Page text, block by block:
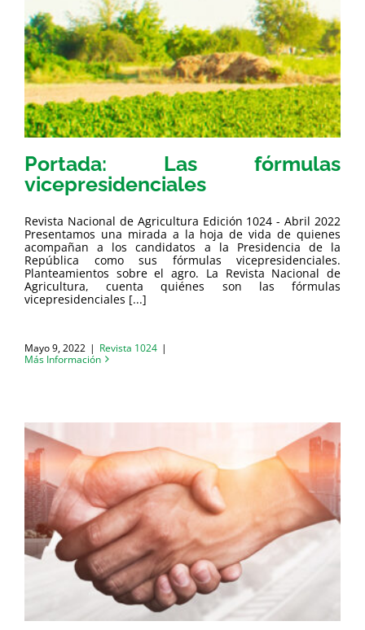
Portada: Las fórmulas
vicepresidenciales
Revista Nacional de Agricultura Edición 1024 - Abril 2022
Presentamos una mirada a la hoja de vida de quienes
acompañan a los candidatos a la Presidencia de la
República como sus fórmulas vicepresidenciales.
Planteamientos sobre el agro. La Revista Nacional de
Agricultura, cuenta quiénes son las fórmulas
vicepresidenciales [...]
Mayo 9, 2022 | Revista 1024 |
Más Información